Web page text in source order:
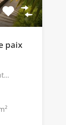
paix